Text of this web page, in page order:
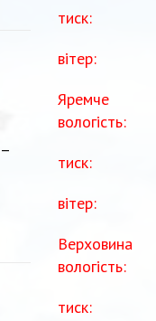
тиск:
вітер:
Яремче
вологість:
тиск:
вітер:
Верховина
вологість:
тиск: